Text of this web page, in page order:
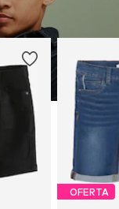
OFERTA